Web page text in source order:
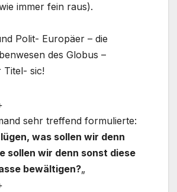
immer fein raus).
Polit- Europäer – die
des Globus –
Titel- sic!
sehr treffend formulierte:
was sollen wir denn
sollen wir denn sonst diese
bewältigen?„